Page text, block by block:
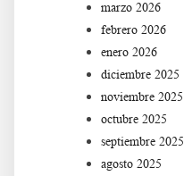
marzo 2026
febrero 2026
enero 2026
diciembre 2025
noviembre 2025
octubre 2025
septiembre 2025
agosto 2025